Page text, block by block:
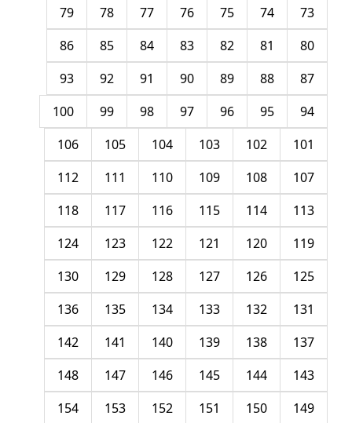
73
74
75
76
77
78
79
80
81
82
83
84
85
86
87
88
89
90
91
92
93
94
95
96
97
98
99
100
101
102
103
104
105
106
107
108
109
110
111
112
113
114
115
116
117
118
119
120
121
122
123
124
125
126
127
128
129
130
131
132
133
134
135
136
137
138
139
140
141
142
143
144
145
146
147
148
149
150
151
152
153
154